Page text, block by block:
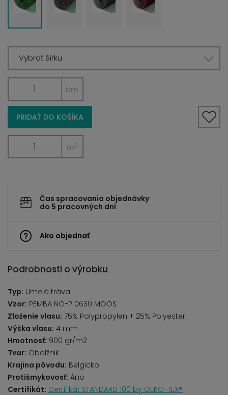
Vybrať šírku
bm
PRIDAŤ DO KOŠÍKA
m2
Čas spracovania objednávky
do 5 pracovných dní
Ako objednať
Podrobnosti o výrobku
Typ: Umelá tráva
Vzor: PEMBA NO-P 0630 MOOS
Zloženie vlasu: 75% Polypropylen + 25% Polyester
Výška vlasu: 4 mm
Hmotnosť: 900 gr/m2
Tvar: Obdĺžnik
Krajina pôvodu: Belgicko
Protišmykovosť: Áno
Certifikát: Certifikát STANDARD 100 by OEKO-TEX®